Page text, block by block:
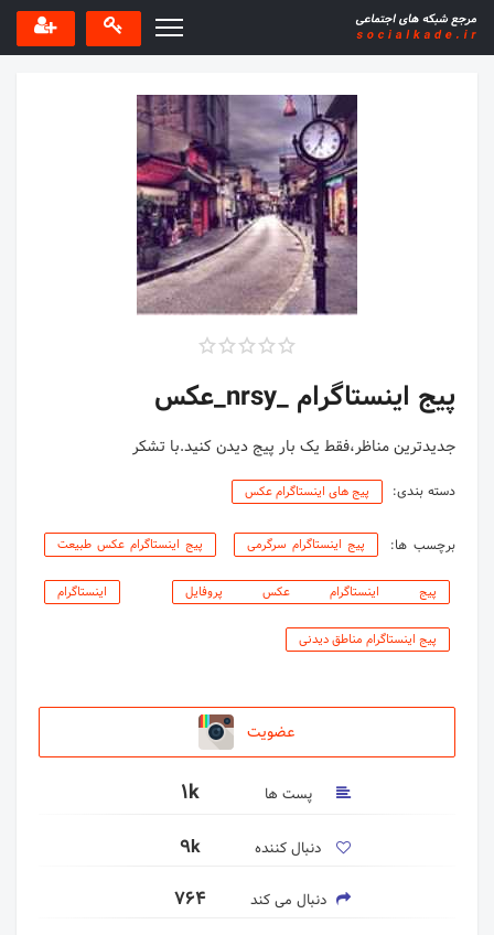
پیج اینستاگرام _nrsy_عکس
جدیدترین مناظر،فقط یک بار پیج دیدن کنید.با تشکر
دسته بندی: پیج های اینستاگرام عکس
برچسب ها: پیج اینستاگرام سرگرمی پیج اینستاگرام عکس طبیعت
پیج اینستاگرام عکس پروفایل اینستاگرام
پیج اینستاگرام مناطق دیدنی
عضویت
پست ها 1k
دنبال کننده 9k
دنبال می کند 764